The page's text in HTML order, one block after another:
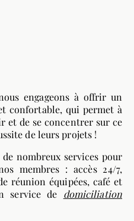
engageons à offrir un
confortable, qui permet à
et de se concentrer sur ce
de leurs projets !
nombreux services pour
membres : accès 24/7,
réunion équipées, café et
service de domiciliation